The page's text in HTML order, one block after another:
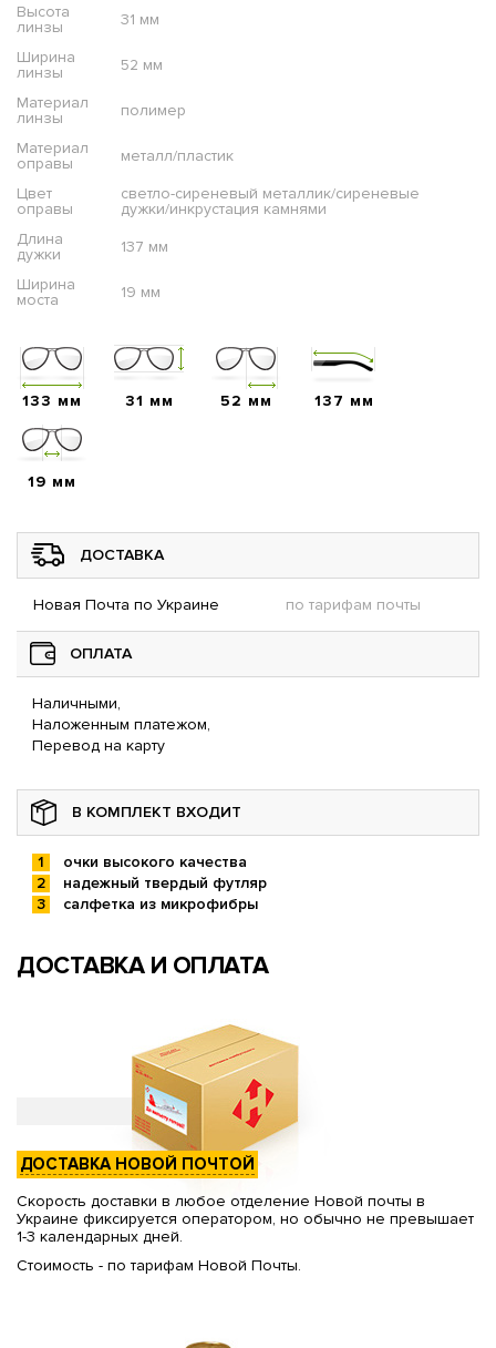
Высота
линзы
31 мм
Ширина
линзы
52 мм
Материал
линзы
полимер
Материал
оправы
металл/пластик
Цвет
оправы
светло-сиреневый металлик/сиреневые
дужки/инкрустация камнями
Длина
дужки
137 мм
Ширина
моста
19 мм
133 мм 31 мм 52 мм 137 мм
19 мм
ДОСТАВКА
Новая Почта по Украине по тарифам почты
ОПЛАТА
Наличными,
Наложенным платежом,
Перевод на карту
В КОМПЛЕКТ ВХОДИТ
очки высокого качества
надежный твердый футляр
салфетка из микрофибры
ДОСТАВКА И ОПЛАТА
ДОСТАВКА НОВОЙ ПОЧТОЙ
Скорость доставки в любое отделение Новой почты в
Украине фиксируется оператором, но обычно не превышает
1-3 календарных дней.
Стоимость - по тарифам Новой Почты.